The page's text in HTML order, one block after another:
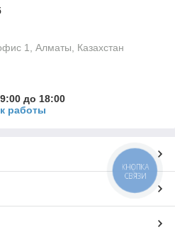
1, Алматы, Казахстан
до 18:00
работы
КНОПКА
СВЯЗИ